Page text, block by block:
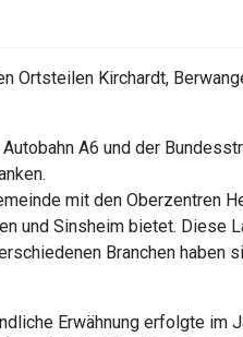
Ortsteilen Kirchardt,
A6 und der
mit den Oberzentren
und Sinsheim bietet. Diese
Branchen haben
Erwähnung erfolgte im